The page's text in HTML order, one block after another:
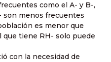
como el A- y B-,
son menos frecuentes
es menor que
tiene RH- solo puede
con la necesidad de